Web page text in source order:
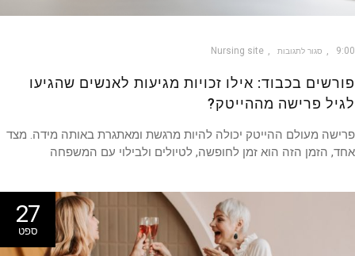
סגור לתגובות Nursing site
בכבוד: אילו זכויות מגיעות לאנשים שהגיעו
פרישה מההייטק?
מעולם ההייטק יכולה להיות מרגשת ומאתגרת באותה מידה. מצד
הזמן הזה הוא זמן לחופשה, לטיולים ולבילוי עם המשפחה
27
ספט